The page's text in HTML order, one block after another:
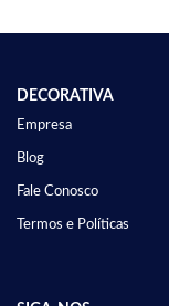
DECORATIVA
Empresa
Blog
Fale Conosco
Termos e Políticas